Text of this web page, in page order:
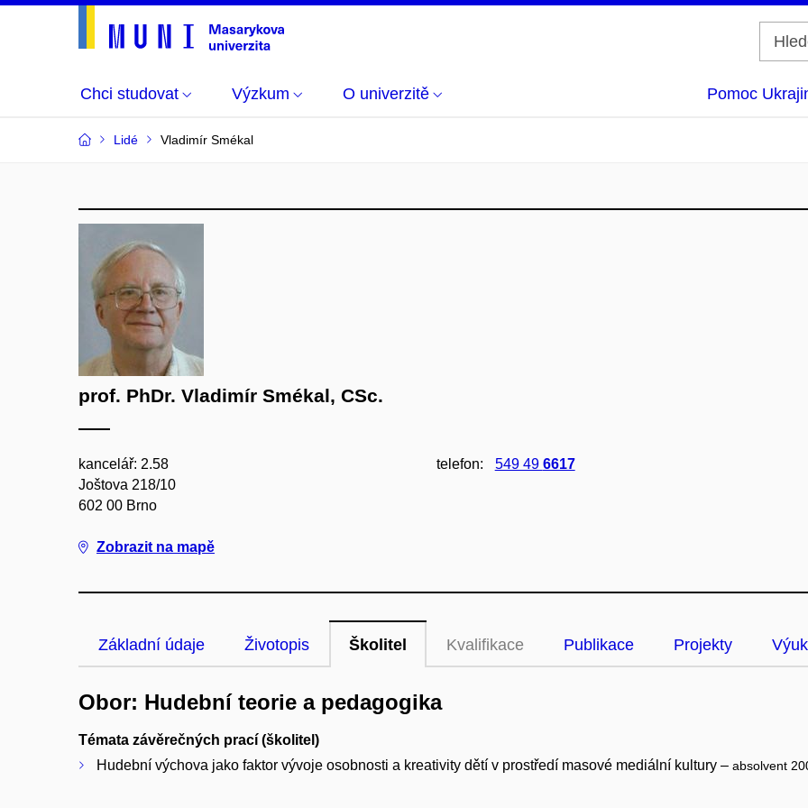
Chci studovat Výzkum O univerzitě Pomoc
Lidé Vladimír Smékal
prof. PhDr. Vladimír Smékal, CSc.
kancelář: 2.58
Joštova 218/10
602 00 Brno
Zobrazit na mapě
telefon: 549 49 6617
Základní údaje Životopis Školitel Kvalifikace Publikace Projekty
Obor: Hudební teorie a pedagogika
Témata závěrečných prací (školitel)
Hudební výchova jako faktor vývoje osobnosti a kreativity dětí v prostředí masové mediální kultury – absolvent